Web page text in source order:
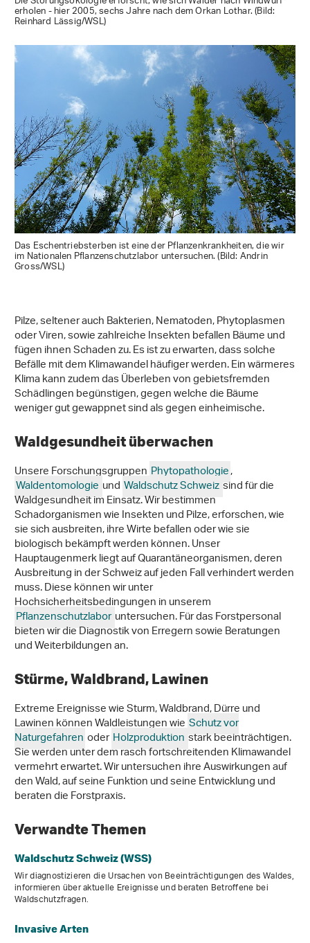
erholen - hier 2005, sechs Jahre nach dem Orkan Lothar. (Bild:
Reinhard Lässig/WSL)
Das Eschentriebsterben ist eine der Pflanzenkrankheiten, die wir
im Nationalen Pflanzenschutzlabor untersuchen. (Bild: Andrin
Gross/WSL)
Pilze, seltener auch Bakterien, Nematoden, Phytoplasmen
oder Viren, sowie zahlreiche Insekten befallen Bäume und
fügen ihnen Schaden zu. Es ist zu erwarten, dass solche
Befälle mit dem Klimawandel häufiger werden. Ein wärmeres
Klima kann zudem das Überleben von gebietsfremden
Schädlingen begünstigen, gegen welche die Bäume
weniger gut gewappnet sind als gegen einheimische.
Waldgesundheit überwachen
Unsere Forschungsgruppen Phytopathologie,
Waldentomologie undWaldschutz Schweizsind für die
Waldgesundheit im Einsatz. Wir bestimmen
Schadorganismen wie Insekten und Pilze, erforschen, wie
sie sich ausbreiten, ihre Wirte befallen oder wie sie
biologisch bekämpft werden können. Unser
Hauptaugenmerk liegt auf Quarantäneorganismen, deren
Ausbreitung in der Schweiz auf jeden Fall verhindert werden
muss. Diese können wir unter
Hochsicherheitsbedingungen in unserem
Pflanzenschutzlaboruntersuchen. Für das Forstpersonal
bieten wir die Diagnostik von Erregern sowie Beratungen
und Weiterbildungen an.
Stürme, Waldbrand, Lawinen
Extreme Ereignisse wie Sturm, Waldbrand, Dürre und
Lawinen können Waldleistungen wieSchutz vor
NaturgefahrenoderHolzproduktionstark beeinträchtigen.
Sie werden unter dem rasch fortschreitenden Klimawandel
vermehrt erwartet. Wir untersuchen ihre Auswirkungen auf
den Wald, auf seine Funktion und seine Entwicklung und
beraten die Forstpraxis.
Verwandte Themen
Waldschutz Schweiz (WSS)
Wir diagnostizieren die Ursachen von Beeinträchtigungen des Waldes,
informieren über aktuelle Ereignisse und beraten Betroffene bei
Waldschutzfragen.
Invasive Arten